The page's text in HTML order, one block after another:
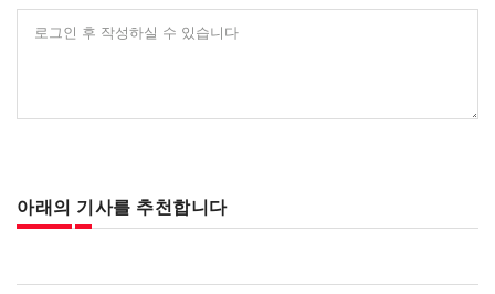
로그인 후 작성하실 수 있습니다
아래의 기사를 추천합니다